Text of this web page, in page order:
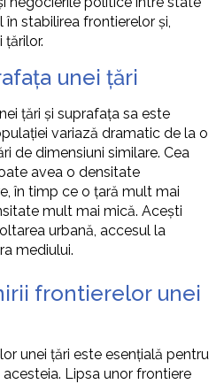
în stabilirea frontierelor și,
unei țări
țări și suprafața sa este
variază dramatic de la o
de dimensiuni similare. Cea
avea o densitate
în timp ce o țară mult mai
mult mai mică. Acești
urbană, accesul la
mediului.
frontierelor unei
unei țări este esențială pentru
Lipsa unor frontiere